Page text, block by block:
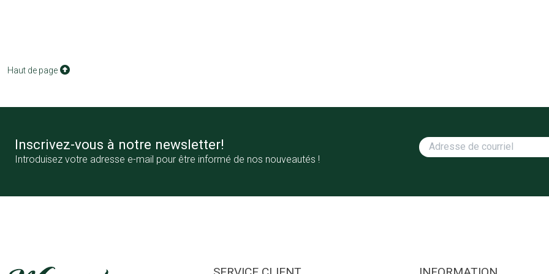
Haut de page
Inscrivez-vous à notre newsletter!
Introduisez votre adresse e-mail pour être informé de nos nouveautés !